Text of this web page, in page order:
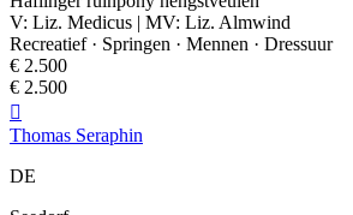
V: Liz. Medicus | MV: Liz. Almwind
Recreatief · Springen · Mennen · Dressuur
€ 2.500
€ 2.500

Thomas Seraphin
DE